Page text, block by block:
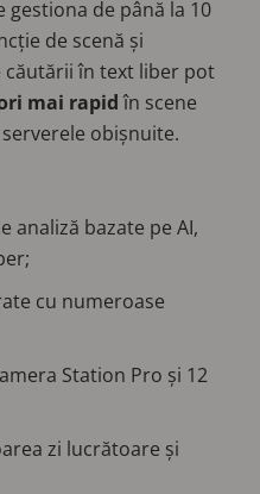
gestiona de până la 10
de scenă și
căutării în text liber pot
mai rapidîn scene
obișnuite.
analiză bazate pe AI,
cu numeroase
Station Pro și 12
zi lucrătoare și